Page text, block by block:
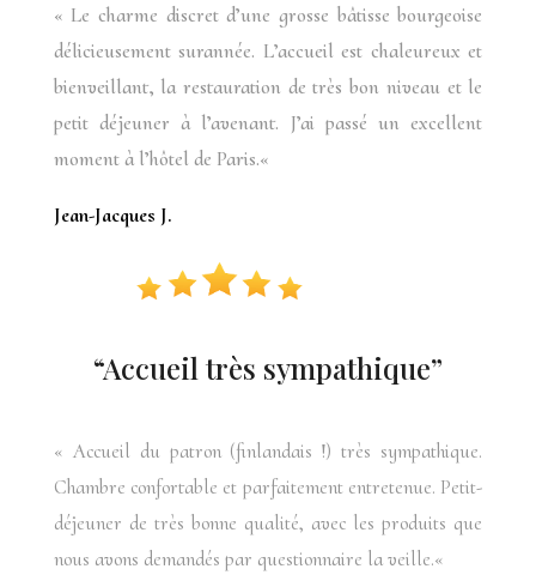
« Le charme discretd’une grosse bâtisse bourgeoise
délicieusement surannée. L’accueil est chaleureux et
bienveillant, la restauration de très bon niveau et le
petit déjeuner à l’avenant. J’ai passé un excellent
moment à l’hôtel de Paris.«
Jean-Jacques J.
“Accueil très sympathique”
« Accueil du patron (finlandais !) très sympathique.
Chambre confortable et parfaitement entretenue. Petit-
déjeuner de très bonne qualité, avec les produits que
nous avons demandés par questionnaire la veille.«